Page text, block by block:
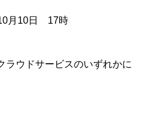
月10日 17時
ラウドサービスのいずれかに